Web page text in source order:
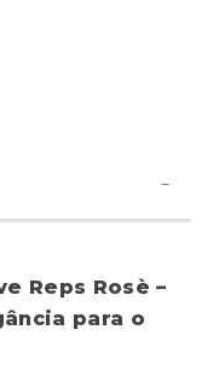
Reps Rosè –
para o